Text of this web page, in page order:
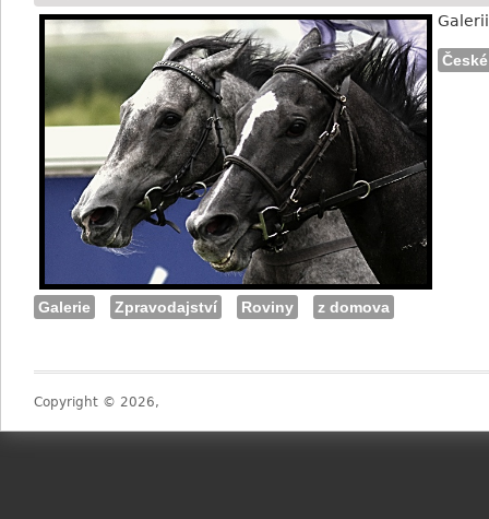
Galerie Zpravodajství Roviny z domova
Copyright © 2026,